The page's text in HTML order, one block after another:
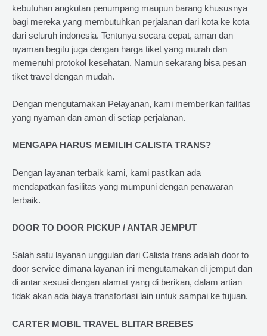
kebutuhan angkutan penumpang maupun barang khususnya
bagi mereka yang membutuhkan perjalanan dari kota ke kota
dari seluruh indonesia. Tentunya secara cepat, aman dan
nyaman begitu juga dengan harga tiket yang murah dan
memenuhi protokol kesehatan. Namun sekarang bisa pesan
tiket travel dengan mudah.
Dengan mengutamakan Pelayanan, kami memberikan failitas
yang nyaman dan aman di setiap perjalanan.
MENGAPA HARUS MEMILIH CALISTA TRANS?
Dengan layanan terbaik kami, kami pastikan ada
mendapatkan fasilitas yang mumpuni dengan penawaran
terbaik.
DOOR TO DOOR PICKUP / ANTAR JEMPUT
Salah satu layanan unggulan dari Calista trans adalah door to
door service dimana layanan ini mengutamakan di jemput dan
di antar sesuai dengan alamat yang di berikan, dalam artian
tidak akan ada biaya transfortasi lain untuk sampai ke tujuan.
CARTER MOBIL TRAVEL BLITAR BREBES